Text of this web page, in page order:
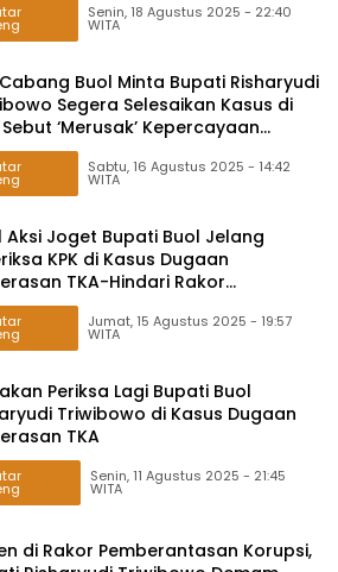
Senin, 18 Agustus 2025 - 22:40
WITA
Buol Minta Bupati Risharyudi
Segera Selesaikan Kasus di
Sebut ‘Merusak’ Kepercayaan
Sabtu, 16 Agustus 2025 - 14:42
WITA
Aksi Joget Bupati Buol Jelang
KPK di Kasus Dugaan
TKA-Hindari Rakor
Korupsi?
Jumat, 15 Agustus 2025 - 19:57
WITA
akan Periksa Lagi Bupati Buol
Triwibowo di Kasus Dugaan
TKA
Senin, 11 Agustus 2025 - 21:45
WITA
di Rakor Pemberantasan Korupsi,